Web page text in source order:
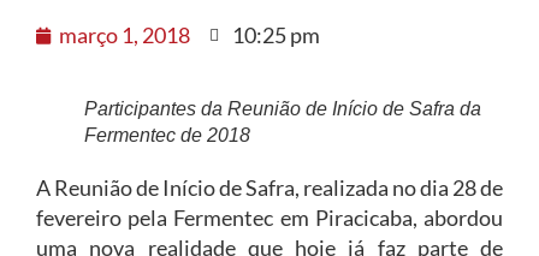
março 1, 2018 10:25 pm
Participantes da Reunião de Início de Safra da
Fermentec de 2018
A Reunião de Início de Safra, realizada no dia 28 de
fevereiro pela Fermentec em Piracicaba, abordou
uma nova realidade que hoje já faz parte de